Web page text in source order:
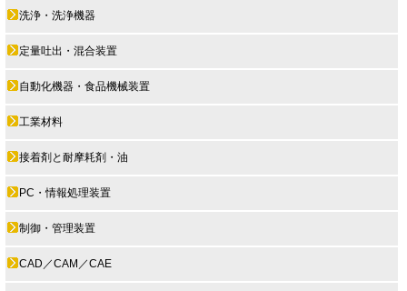
洗浄・洗浄機器
定量吐出・混合装置
自動化機器・食品機械装置
工業材料
接着剤と耐摩耗剤・油
PC・情報処理装置
制御・管理装置
CAD／CAM／CAE